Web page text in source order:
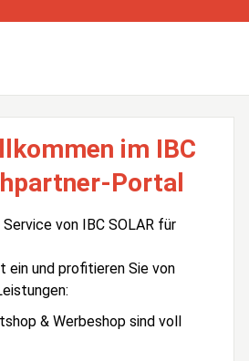
im IBC
Portal
von IBC SOLAR für
ein und profitieren Sie von
& Werbeshop sind voll